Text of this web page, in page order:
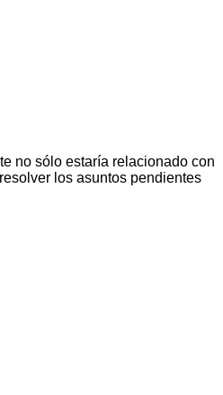
no sólo estaría relacionado con
los asuntos pendientes